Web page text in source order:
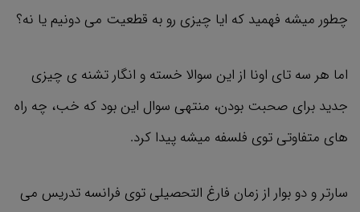
چطور میشه فهمید که ایا چیزی رو به قطعیت می دونیم یا نه؟
اما هر سه تای اونا از این سوالا خسته و انگار تشنه ی چیزی
جدید برای صحبت بودن، منتهی سوال این بود که خب، چه راه
های متفاوتی توی فلسفه میشه پیدا کرد.
سارتر و دو بوار از زمان فارغ التحصیلی توی فرانسه تدریس می